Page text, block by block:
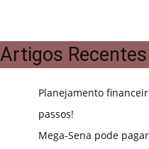
Artigos Recentes
Planejamento
passos!
Mega-Sena pode